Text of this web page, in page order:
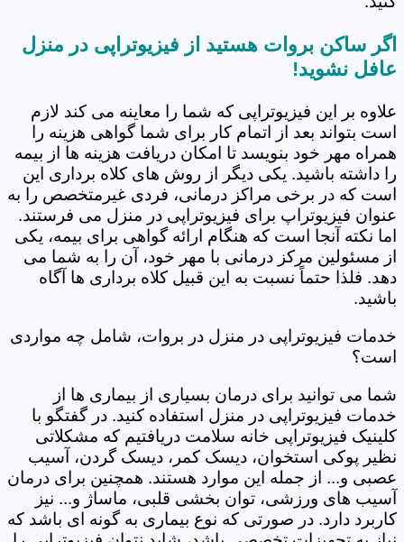
اگر ساکن بروات هستید از فیزیوتراپی در منزل
عافل نشوید!
علاوه بر این فیزیوتراپی که شما را معاینه می کند لازم
است بتواند بعد از اتمام کار برای شما گواهی هزینه را
همراه مهر خود بنویسد تا امکان دریافت هزینه ها از بیمه
را داشته باشید. یکی دیگر از روش های کلاه برداری این
است که در برخی مراکز درمانی، فردی غیرمتخصص را به
عنوان فیزیوتراپ برای فیزیوتراپی در منزل می فرستند.
اما نکته آنجا است که هنگام ارائه گواهی برای بیمه، یکی
از مسئولین مرکز درمانی با مهر خود، آن را به شما می
دهد. فلذا حتماً نسبت به این قبیل کلاه برداری ها آگاه
باشید.
خدمات فیزیوتراپی در منزل در بروات، شامل چه مواردی
است؟
شما می توانید برای درمان بسیاری از بیماری ها از
خدمات فیزیوتراپی در منزل استفاده کنید. در گفتگو با
کلینیک فیزیوتراپی خانه سلامت دریافتیم که مشکلاتی
نظیر پوکی استخوان، دیسک کمر، دیسک گردن، آسیب
عصبی و... از جمله این موارد هستند. همچنین برای درمان
آسیب های ورزشی، توان بخشی قلبی، ماساژ و... نیز
کاربرد دارد. در صورتی که نوع بیماری به گونه ای باشد که